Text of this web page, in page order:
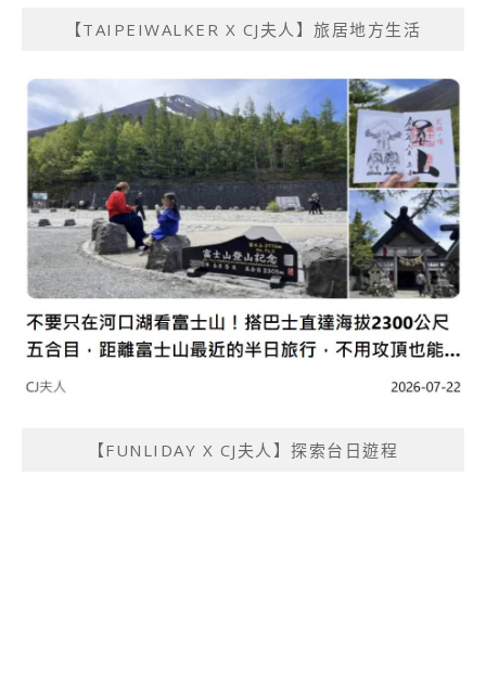
【TAIPEIWALKER X CJ夫人】旅居地方生活
【FUNLIDAY X CJ夫人】探索台日遊程